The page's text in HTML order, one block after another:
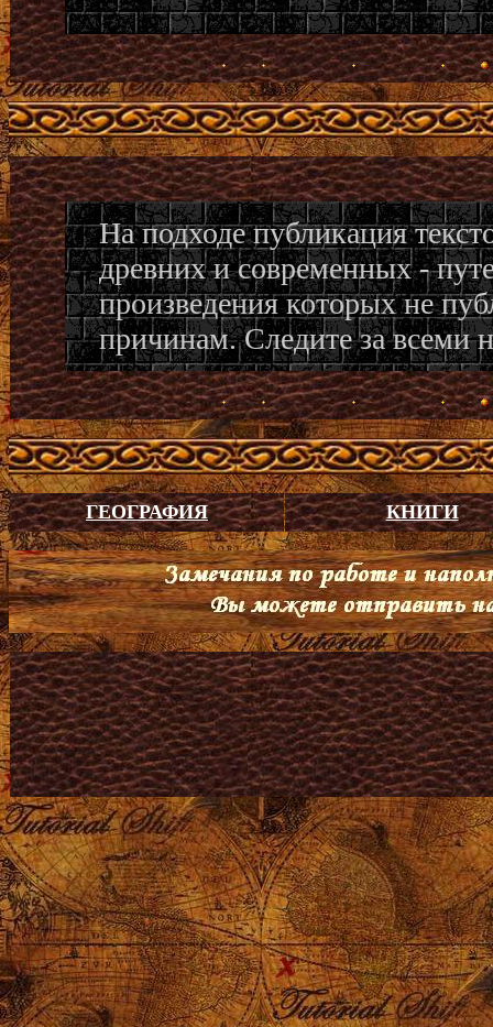
На подходе публикация
древних и современных -
произведения которых не
причинам. Следите за всеми
ГЕОГРАФИЯ КНИГИ